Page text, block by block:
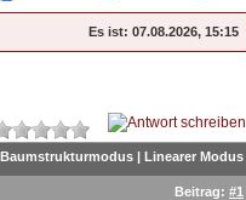
Es ist: 07.08.2026, 15:15
Baumstrukturmodus | Linearer Modus
Beitrag: #1